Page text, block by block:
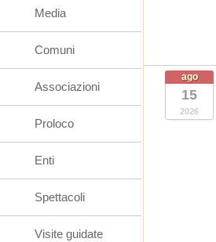
ago
15
2026
Media
Comuni
Associazioni
Proloco
Enti
Spettacoli
Visite guidate